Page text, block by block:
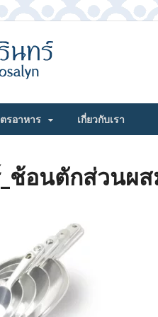
รอาหาร เกี่ยวกับเรา
ช้อนตักส่วนผ